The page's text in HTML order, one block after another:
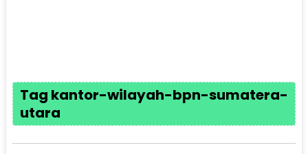
Tag kantor-wilayah-bpn-sumatera-
utara